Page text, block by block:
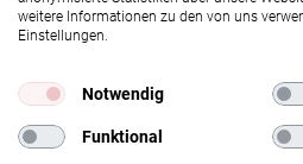
Impressum
weitere Informationen zu den von uns
Einstellungen.
Notwendig
Funktional